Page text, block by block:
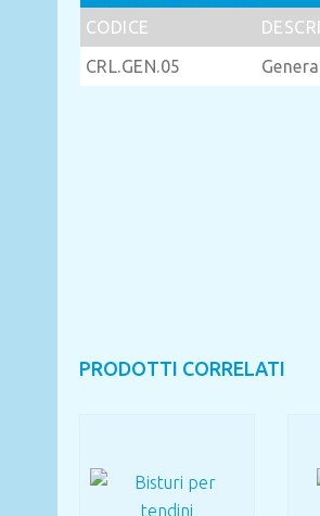
CODICE
CRL.GEN.05
PRODOTTI CORRELATI